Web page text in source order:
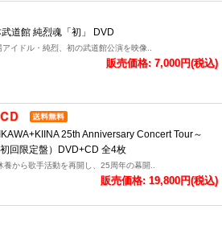
道館 純烈魂「初」 DVD
イドル・純烈、初の武道館公演を映像..
販売価格: 7,000円(税込)
25th Anniversary Concert Tour～
回限定盤）DVD+CD 全4枚
養から歌手活動を再開し、25周年の幕開..
販売価格: 19,800円(税込)